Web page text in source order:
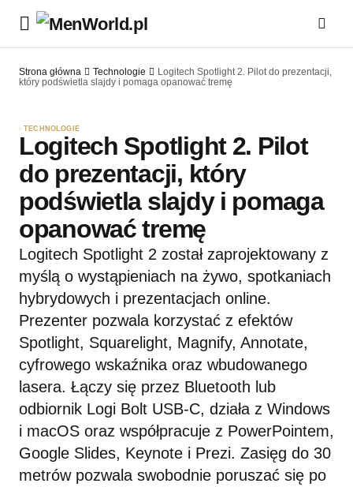
Strona główna Technologie
Logitech Spotlight 2. Pilot do prezentacji,
który podświetla slajdy i pomaga opanować tremę
TECHNOLOGIE
Logitech Spotlight 2. Pilot
do prezentacji, który
podświetla slajdy i pomaga
opanować tremę
Logitech Spotlight 2 został zaprojektowany z
myślą o wystąpieniach na żywo, spotkaniach
hybrydowych i prezentacjach online.
Prezenter pozwala korzystać z efektów
Spotlight, Squarelight, Magnify, Annotate,
cyfrowego wskaźnika oraz wbudowanego
lasera. Łączy się przez Bluetooth lub
odbiornik Logi Bolt USB-C, działa z Windows
i macOS oraz współpracuje z PowerPointem,
Google Slides, Keynote i Prezi. Zasięg do 30
metrów pozwala swobodnie poruszać się po